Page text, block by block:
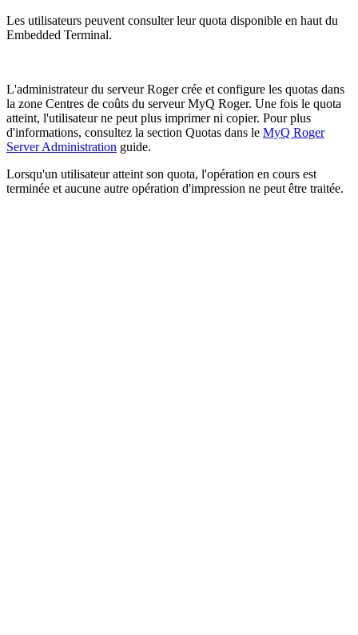
Les utilisateurs peuvent consulter leur quota disponible en haut du
Embedded Terminal.
L'administrateur du serveur Roger crée et configure les quotas dans
la zone Centres de coûts du serveur MyQ Roger. Une fois le quota
atteint, l'utilisateur ne peut plus imprimer ni copier. Pour plus
d'informations, consultez la section Quotas dans le MyQ Roger
Server Administration guide.
Lorsqu'un utilisateur atteint son quota, l'opération en cours est
terminée et aucune autre opération d'impression ne peut être traitée.